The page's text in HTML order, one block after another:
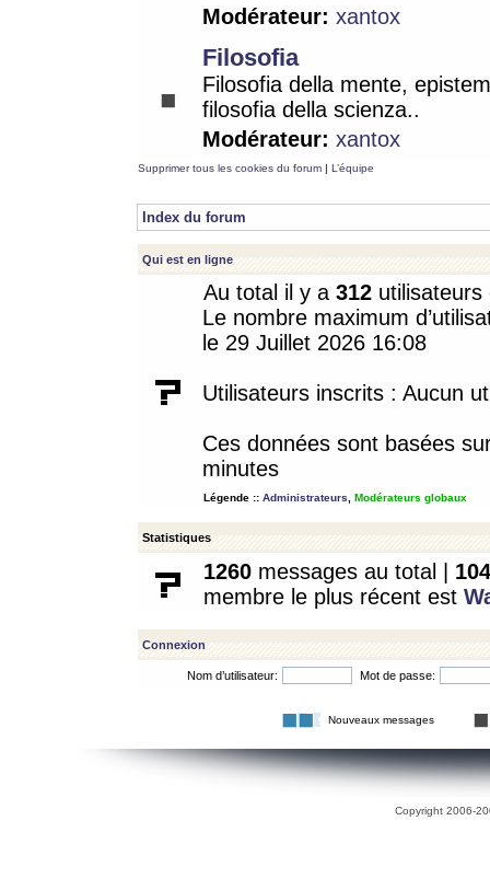
Modérateur: xantox
Filosofia
Filosofia della mente,
filosofia della scienza..
Modérateur: xantox
Supprimer tous les cookies du forum | L’équipe
Index du forum
Qui est en ligne
Au total il y a 312
Le nombre maximum
le 29 Juillet 2026 16:08
Utilisateurs inscrits : Aucun
Ces données sont basées
minutes
Légende :: Administrateurs Modérateurs globaux
Statistiques
1260 messages au total | 104
membre le plus récent est
Connexion
Nom d’utilisateur: Mot de passe:
Nouveaux messages
Copyright 2006-